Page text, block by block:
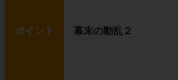
ポイント 幕末の動乱２